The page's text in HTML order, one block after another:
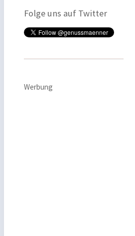
Folge uns auf Twitter
Werbung